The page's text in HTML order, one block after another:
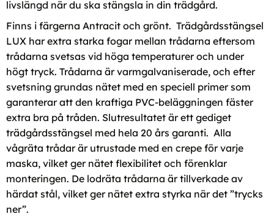
livslängd när du ska stängsla in din trädgård.
Finns i färgerna Antracit och grönt. Trädgårdsstängsel
LUX har extra starka fogar mellan trådarna eftersom
trådarna svetsas vid höga temperaturer och under
högt tryck. Trådarna är varmgalvaniserade, och efter
svetsning grundas nätet med en speciell primer som
garanterar att den kraftiga PVC-beläggningen fäster
extra bra på tråden. Slutresultatet är ett gediget
trädgårdsstängsel med hela 20 års garanti. Alla
vågräta trådar är utrustade med en crepe för varje
maska, vilket ger nätet flexibilitet och förenklar
monteringen. De lodräta trådarna är tillverkade av
härdat stål, vilket ger nätet extra styrka när det ”trycks
ner”.